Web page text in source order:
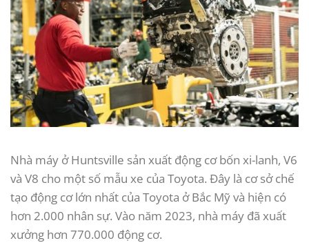
Nhà máy ở Huntsville sản xuất động cơ bốn xi-lanh, V6
và V8 cho một số mẫu xe của Toyota. Đây là cơ sở chế
tạo động cơ lớn nhất của Toyota ở Bắc Mỹ và hiện có
hơn 2.000 nhân sự. Vào năm 2023, nhà máy đã xuất
xưởng hơn 770.000 động cơ.